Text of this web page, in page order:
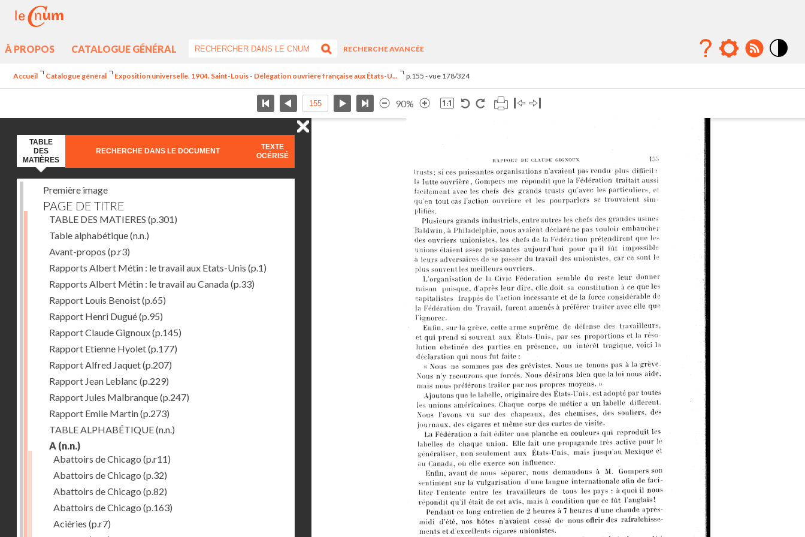
À PROPOS CATALOGUE GÉNÉRAL
RECHERCHE AVANCÉE
Accueil Catalogue général Exposition universelle. 1904. Saint-Louis - Délégation ouvrière française aux États-U... p.155 - vue 178/324
90%
TABLE
DES
MATIÈRES
RECHERCHE DANS LE DOCUMENT
TEXTE
OCÉRISÉ
Première image
PAGE DE TITRE
TABLE DES MATIERES (p.301)
Table alphabétique(n.n.)
Avant-propos (p.r3)
Rapports Albert Métin : le travail aux Etats-Unis (p.1)
Rapports Albert Métin : le travail au Canada(p.33)
Rapport Louis Benoist(p.65)
Rapport Henri Dugué(p.95)
Rapport Claude Gignoux(p.145)
Rapport Etienne Hyolet(p.177)
Rapport Alfred Jaquet(p.207)
Rapport Jean Leblanc (p.229)
Rapport Jules Malbranque(p.247)
Rapport Emile Martin(p.273)
TABLE ALPHABÉTIQUE(n.n.)
A (n.n.)
Abattoirs de Chicago (p.r11)
Abattoirs de Chicago (p.32)
Abattoirs de Chicago (p.82)
Abattoirs de Chicago (p.163)
Aciéries (p.r7)